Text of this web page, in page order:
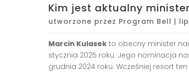
Kim jest aktualny
utworzone przez Program Bell |
Marcin Kulasek to obecny minister
stycznia 2025 roku. Jego nominacja
grudnia 2024 roku. Wcześniej resort